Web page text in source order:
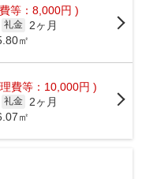
等：8,000円 )
礼金
2ヶ月
㎡
費等：10,000円 )
礼金
2ヶ月
㎡